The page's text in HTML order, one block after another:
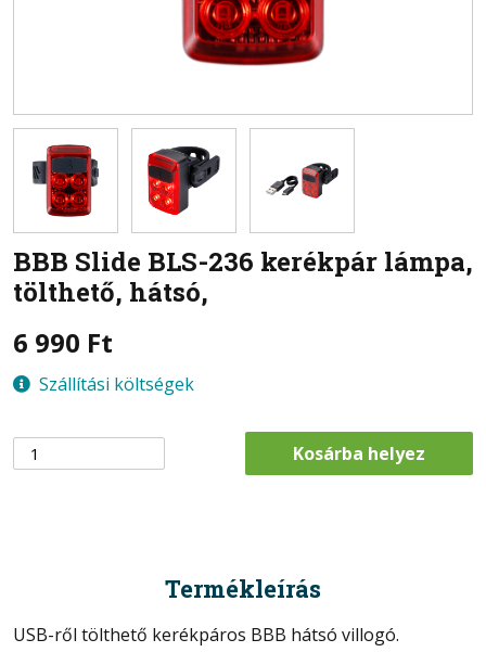
BBB Slide BLS-236 kerékpár lámpa,
tölthető, hátsó,
6 990 Ft
Szállítási költségek
Kosárba helyez
Termékleírás
USB-ről tölthető kerékpáros BBB hátsó villogó.